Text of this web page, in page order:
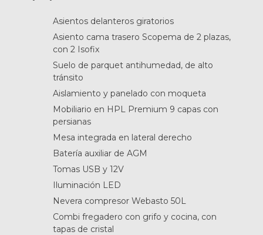
Asientos delanteros giratorios
Asiento cama trasero Scopema de 2 plazas,
con 2 Isofix
Suelo de parquet antihumedad, de alto
tránsito
Aislamiento y panelado con moqueta
Mobiliario en HPL Premium 9 capas con
persianas
Mesa integrada en lateral derecho
Batería auxiliar de AGM
Tomas USB y 12V
Iluminación LED
Nevera compresor Webasto 50L
Combi fregadero con grifo y cocina, con
tapas de cristal